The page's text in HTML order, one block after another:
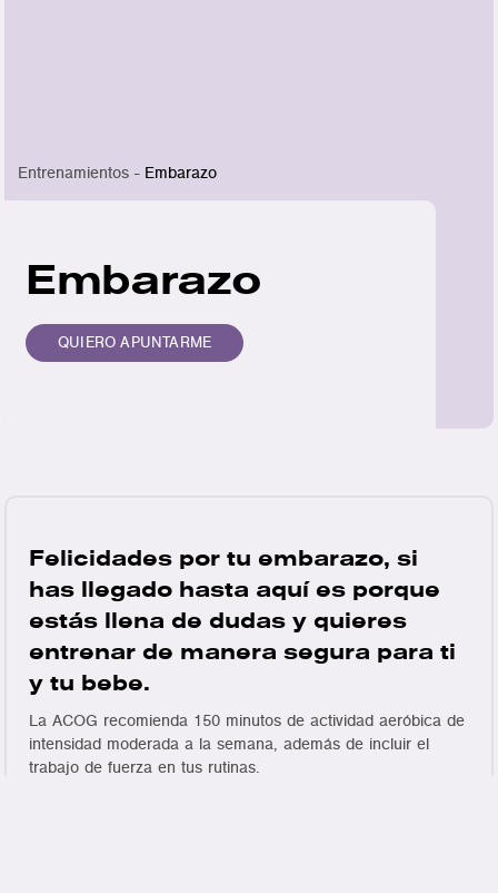
Entrenamientos - Embarazo
Embarazo
QUIERO APUNTARME
Felicidades por tu embarazo, si
has llegado hasta aquí es porque
estás llena de dudas y quieres
entrenar de manera segura para ti
y tu bebe.
La ACOG recomienda 150 minutos de actividad aeróbica de
intensidad moderada a la semana, además de incluir el
trabajo de fuerza en tus rutinas.